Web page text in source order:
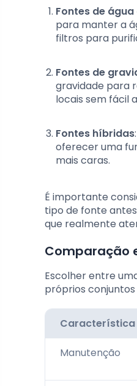
Fontes de
para manter a
filtros para
Fontes de
gravidade para
locais sem fácil
Fontes híbridas
oferecer uma
mais caras.
É importante
tipo de fonte
que realmente
Comparação
Escolher entre
próprios
Característica
Manutenção